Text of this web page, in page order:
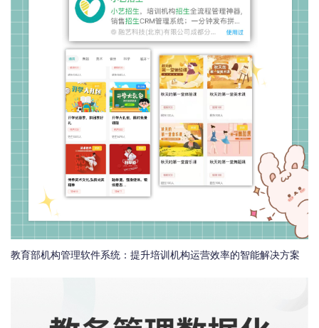
教育部机构管理软件系统：提升培训机构运营效率的智能解决方案